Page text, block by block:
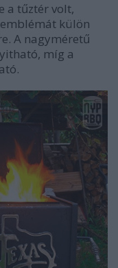
a tűztér volt,
külön
A nagyméretű
míg a